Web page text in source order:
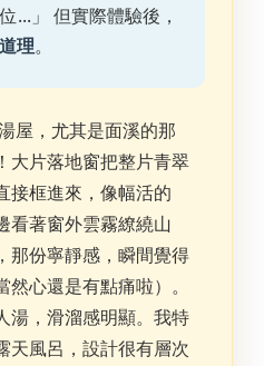
...」 但實際體驗後，
理。
屋，尤其是面溪的那
大片落地窗把整片青翠
接框進來，像幅活的
看著窗外雲霧繚繞山
那份寧靜感，瞬間覺得
心還是有點痛啦）。
湯，滑溜感明顯。我特
天風呂，設計很有層次